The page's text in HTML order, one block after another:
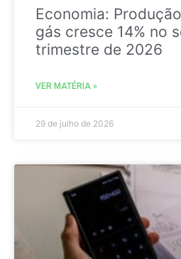
Economia:
gás cresce 14% no
trimestre de 2026
VER MATÉRIA »
29 de julho de 2026